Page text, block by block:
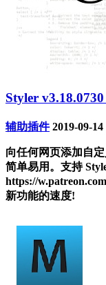
Styler
辅助插件 2019-09-
向任何网页添加自定
简单易用。支持
https://
新功能的速度!